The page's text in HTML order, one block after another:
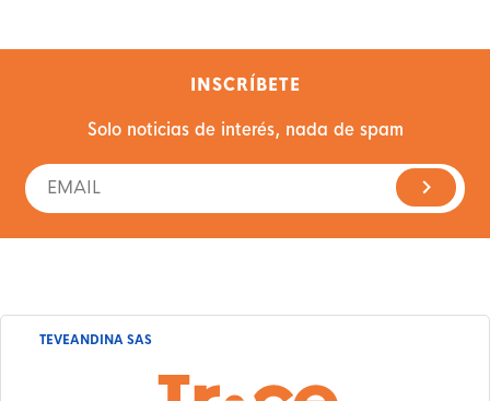
INSCRÍBETE
Solo noticias de interés, nada de spam
TEVEANDINA SAS